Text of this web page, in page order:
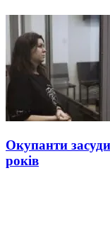
Окупанти
років